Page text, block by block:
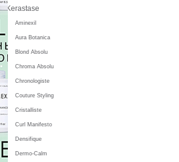
Kerastase
Aminexil
Aura Botanica
Blond Absolu
Chroma Absolu
Chronologiste
Couture Styling
Cristalliste
Curl Manifesto
Densifique
Dermo-Calm